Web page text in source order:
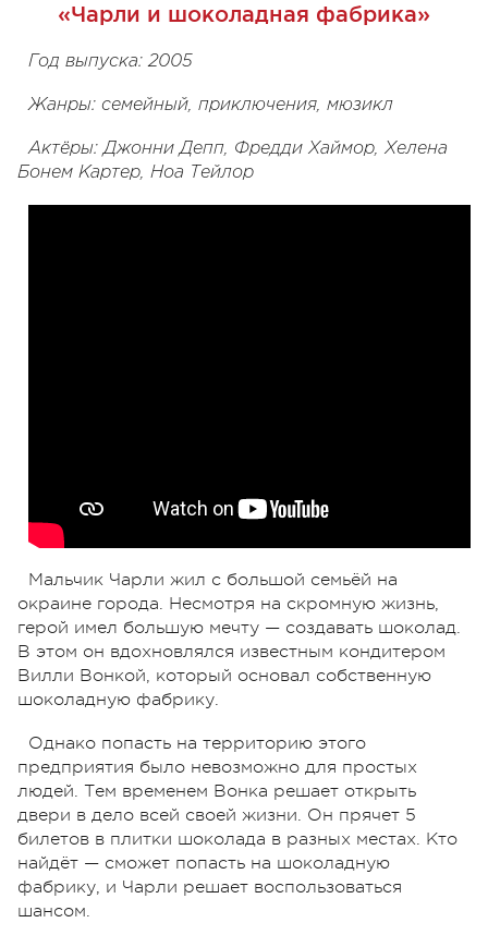
«Чарли и шоколадная фабрика»
Год выпуска: 2005
Жанры: семейный, приключения, мюзикл
Актёры: Джонни Депп, Фредди Хаймор, Хелена
Бонем Картер, Ноа Тейлор
Мальчик Чарли жил с большой семьёй на
окраине города. Несмотря на скромную жизнь,
герой имел большую мечту — создавать шоколад.
В этом он вдохновлялся известным кондитером
Вилли Вонкой, который основал собственную
шоколадную фабрику.
Однако попасть на территорию этого
предприятия было невозможно для простых
людей. Тем временем Вонка решает открыть
двери в дело всей своей жизни. Он прячет 5
билетов в плитки шоколада в разных местах. Кто
найдёт — сможет попасть на шоколадную
фабрику, и Чарли решает воспользоваться
шансом.